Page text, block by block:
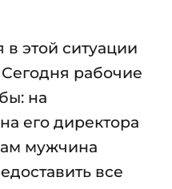
в этой ситуации
рабочие
на
его директора
мужчина
все